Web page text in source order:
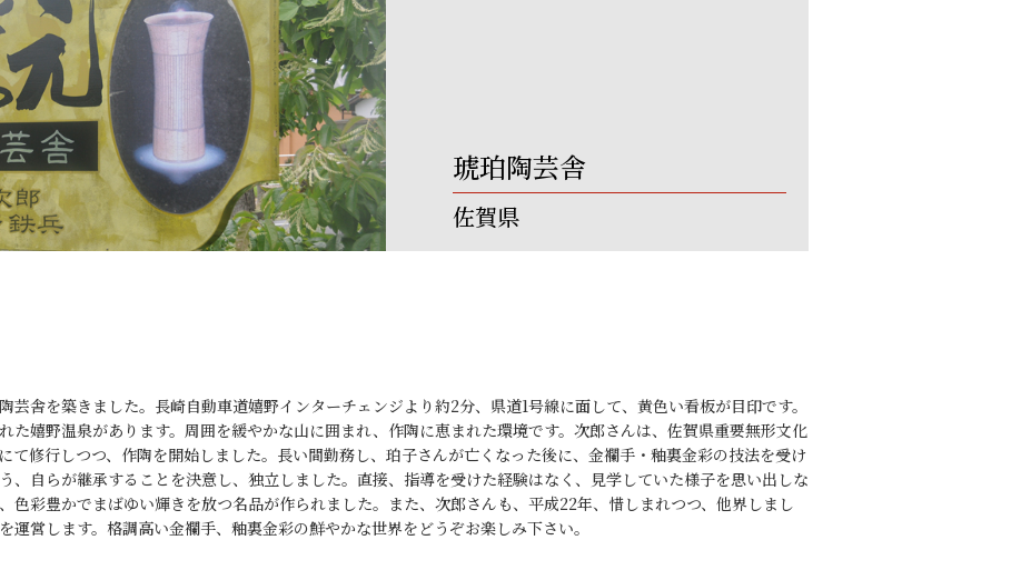
琥珀陶芸舎
佐賀県
芸舎を築きました。長崎自動車道嬉野インターチェンジより約2分、県道1号線に面して、黄色い看板が目印です。
た嬉野温泉があります。周囲を緩やかな山に囲まれ、作陶に恵まれた環境です。次郎さんは、佐賀県重要無形文化
て修行しつつ、作陶を開始しました。長い間勤務し、珀子さんが亡くなった後に、金襴手・釉裏金彩の技法を受け
、自らが継承することを決意し、独立しました。直接、指導を受けた経験はなく、見学していた様子を思い出しな
色彩豊かでまばゆい輝きを放つ名品が作られました。また、次郎さんも、平成22年、惜しまれつつ、他界しまし
運営します。格調高い金襴手、釉裏金彩の鮮やかな世界をどうぞお楽しみ下さい。